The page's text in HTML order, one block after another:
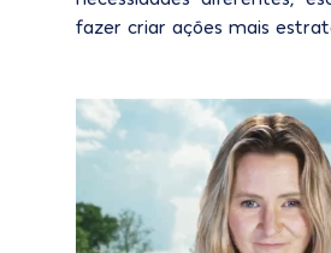
fazer criar ações mais